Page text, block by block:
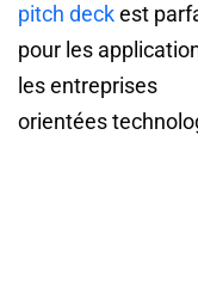
pitch deckest
pour les
les entreprises
orientées